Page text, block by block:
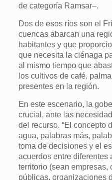
de categoría Ramsar–.
Dos de esos ríos son el
cuencas abarcan una
habitantes y que
que necesita la ciénaga
al mismo tiempo que
los cultivos de café,
presentes en la región.
En este escenario, la
crucial, ante las
del recurso. “El concepto
agua, palabras más,
toma de decisiones y el
acuerdos entre diferentes
territorio (sean
públicas, organizaciones